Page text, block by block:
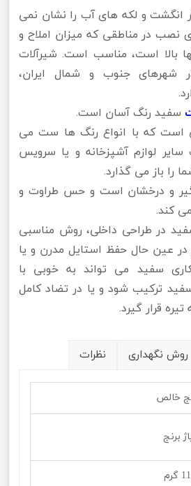
انگشت و لکه های آب را نشان نمی
نصب در مناطقی که میزان املاح و
بالا است، مناسب است. شیرآلات
شهرهای جنوب و شمال ایران،
سفید رنگ آسان است.
است که با انواع رنگ ها ست می
لوازم آشپزخانه و یا سرویس
را باز می گذارد.
و درخشان است و حس طراوت و
کند.
در طراحی داخلی، روش مناسبی
در عین حال حفظ استایل مدرن و یا
سفید می تواند به خوبی با
ترکیب شود و یا در تضاد کامل
قرار گیرد.
روش نگهداری نظرات
خالص
برنج